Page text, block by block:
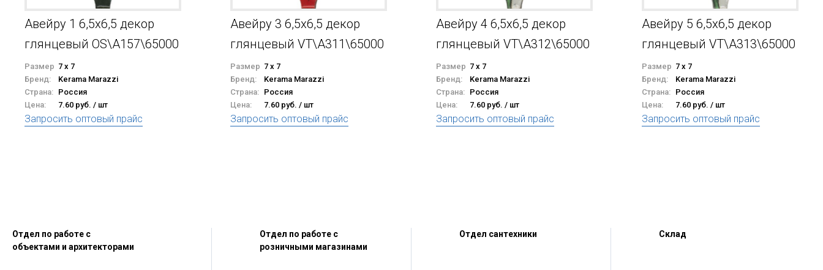
Авейру 1 6,5x6,5 декор
глянцевый OS\A157\65000
Размер 7 x 7
Бренд:
Kerama Marazzi
Страна: Россия
Цена:
7.60 руб. / шт
Запросить оптовый прайс
Авейру 3 6,5x6,5 декор
глянцевый VT\A311\65000
Размер 7 x 7
Бренд:
Kerama Marazzi
Страна: Россия
Цена:
7.60 руб. / шт
Запросить оптовый прайс
Авейру 4 6,5x6,5 декор
глянцевый VT\A312\65000
Размер 7 x 7
Бренд:
Kerama Marazzi
Страна: Россия
Цена:
7.60 руб. / шт
Запросить оптовый прайс
Авейру 5 6,5x6,5 декор
глянцевый VT\A313\65000
Размер 7 x 7
Бренд:
Kerama Marazzi
Страна: Россия
Цена:
7.60 руб. / шт
Запросить оптовый прайс
Отдел по работе с
объектами и архитекторами
Отдел по работе с
розничными магазинами
Отдел сантехники Склад